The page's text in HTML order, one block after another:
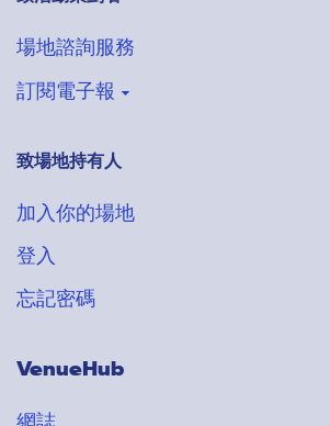
場地諮詢服務
訂閱電子報
登記收取VenueHub電子通訊
搶先獲得最新場地情報
致場地持有人
加入你的場地
登入
忘記密碼
VenueHub